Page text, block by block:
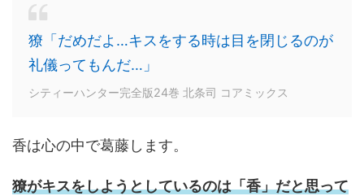
獠「だめだよ…キスをする時は目を閉じるのが
礼儀ってもんだ…」
シティーハンター完全版24巻 北条司 コアミックス
香は心の中で葛藤します。
獠がキスをしようとしているのは「香」だと思って